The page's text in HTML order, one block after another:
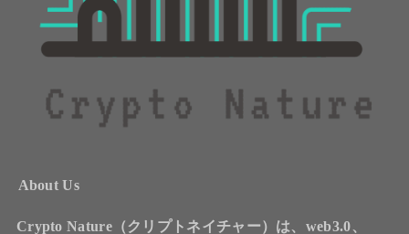
About Us
Crypto Nature（クリプトネイチャー）は、web3.0、